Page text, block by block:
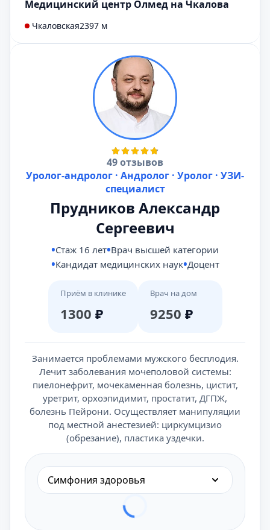
Медицинский центр Олмед на Чкалова
Чкаловская2397 м
49 отзывов
Уролог-андролог · Андролог · Уролог · УЗИ-
специалист
Прудников Александр
Сергеевич
Стаж 16 лет Врач высшей категории
Кандидат медицинских наук Доцент
Приём в клинике
1300 ₽
Врач на дом
9250 ₽
Занимается проблемами мужского бесплодия.
Лечит заболевания мочеполовой системы:
пиелонефрит, мочекаменная болезнь, цистит,
уретрит, орхоэпидимит, простатит, ДГПЖ,
болезнь Пейрони. Осуществляет манипуляции
под местной анестезией: циркумцизио
(обрезание), пластика уздечки.
Симфония здоровья